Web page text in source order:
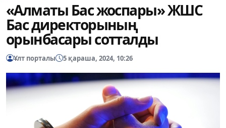
«Алматы Бас жоспары» ЖШС
Бас директорының
орынбасары сотталды
Ұлт порталы 5 қараша, 2024, 10:26